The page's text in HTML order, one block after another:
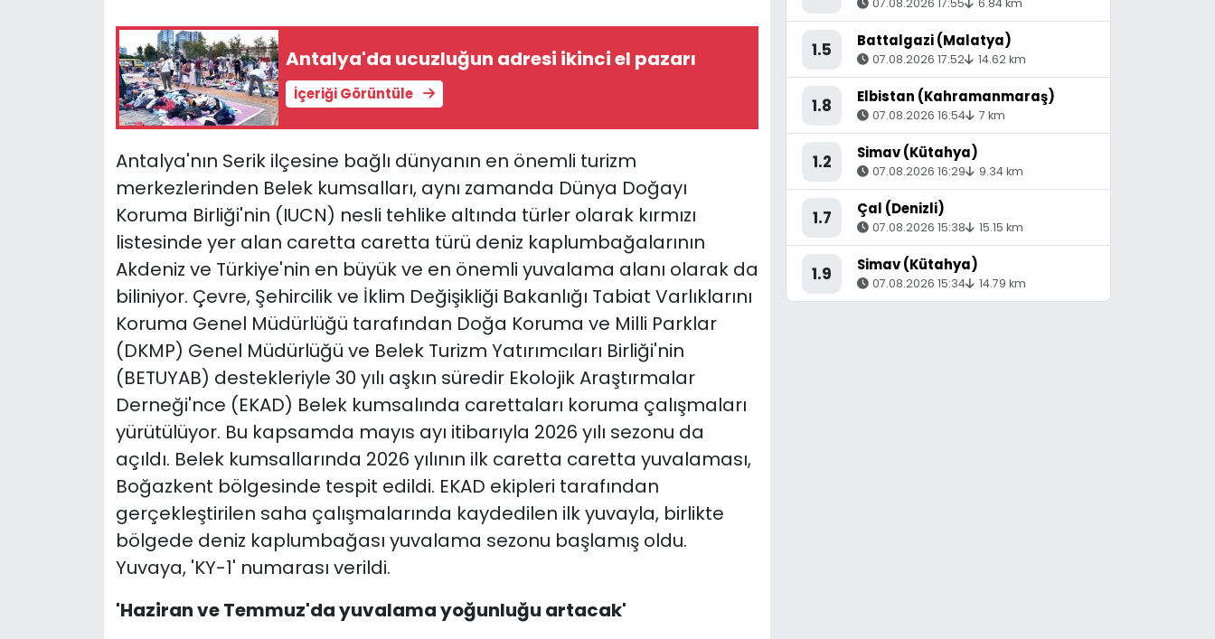
Antalya'da ucuzluğun adresi ikinci el pazarı
İçeriği Görüntüle
Antalya'nın Serik ilçesine bağlı dünyanın en önemli turizm
merkezlerinden Belek kumsalları, aynı zamanda Dünya Doğayı
Koruma Birliği'nin (IUCN) nesli tehlike altında türler olarak kırmızı
listesinde yer alan caretta caretta türü deniz kaplumbağalarının
Akdeniz ve Türkiye'nin en büyük ve en önemli yuvalama alanı olarak da
biliniyor. Çevre, Şehircilik ve İklim Değişikliği Bakanlığı Tabiat Varlıklarını
Koruma Genel Müdürlüğü tarafından Doğa Koruma ve Milli Parklar
(DKMP) Genel Müdürlüğü ve Belek Turizm Yatırımcıları Birliği'nin
(BETUYAB) destekleriyle 30 yılı aşkın süredir Ekolojik Araştırmalar
Derneği'nce (EKAD) Belek kumsalında carettaları koruma çalışmaları
yürütülüyor. Bu kapsamda mayıs ayı itibarıyla 2026 yılı sezonu da
açıldı. Belek kumsallarında 2026 yılının ilk caretta caretta yuvalaması,
Boğazkent bölgesinde tespit edildi. EKAD ekipleri tarafından
gerçekleştirilen saha çalışmalarında kaydedilen ilk yuvayla, birlikte
bölgede deniz kaplumbağası yuvalama sezonu başlamış oldu.
Yuvaya, 'KY-1' numarası verildi.
'Haziran ve Temmuz'da yuvalama yoğunluğu artacak'
07.08.2026 17:55 6.84 km
1.5 Battalgazi (Malatya)
07.08.2026 17:52 14.62 km
1.8 Elbistan (Kahramanmaraş)
07.08.2026 16:54 7 km
1.2 Simav (Kütahya)
07.08.2026 16:29 9.34 km
1.7 Çal (Denizli)
07.08.2026 15:38 15.15 km
1.9 Simav (Kütahya)
07.08.2026 15:34 14.79 km